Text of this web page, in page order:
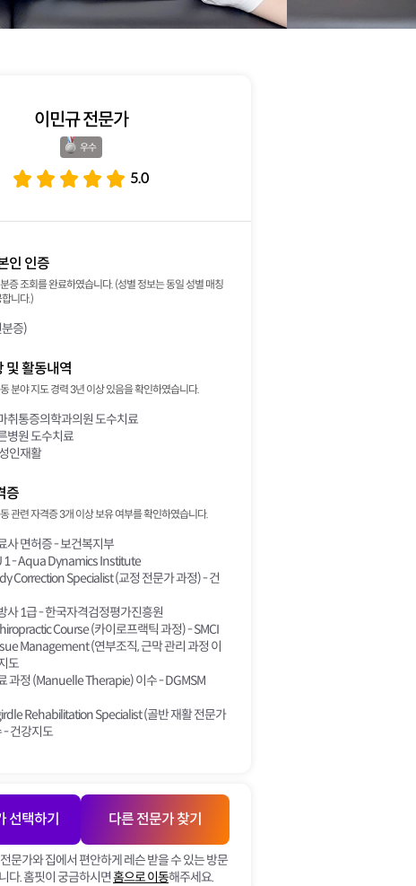
이민규 전문가
우수
5.0
인 인증
증 조회를 완료하였습니다. (성별 정보는 동일 성별 매칭
니다.)
증)
및 활동내역
분야 지도 경력 3년 이상 있음을 확인하였습니다.
취통증의학과의원 도수치료
병원 도수치료
인재활
증
관련 자격증 3개 이상 보유 여부를 확인하였습니다.
사 면허증 - 보건복지부
1 - Aqua Dynamics Institute
Correction Specialist (교정 전문가 과정) - 건
사 1급 - 한국자격검정평가진흥원
Course (카이로프랙틱 과정) - SMCI
Management (연부조직, 근막 관리 과정 이
도
과정 (Manuelle Therapie) 이수 - DGMSM
Rehabilitation Specialist (골반 재활 전문가
- 건강지도
선택하기 다른 전문가 찾기
문가와 집에서 편안하게 레슨 받을 수 있는 방문
다. 홈핏이 궁금하시면홈으로 이동해주세요.